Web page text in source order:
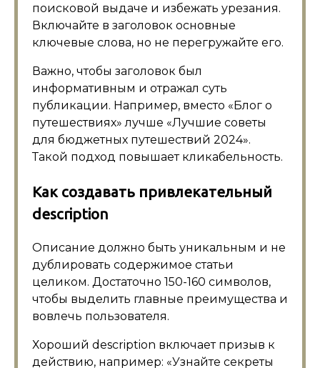
поисковой выдаче и избежать урезания.
Включайте в заголовок основные
ключевые слова, но не перегружайте его.
Важно, чтобы заголовок был
информативным и отражал суть
публикации. Например, вместо «Блог о
путешествиях» лучше «Лучшие советы
для бюджетных путешествий 2024».
Такой подход повышает кликабельность.
Как создавать привлекательный
description
Описание должно быть уникальным и не
дублировать содержимое статьи
целиком. Достаточно 150-160 символов,
чтобы выделить главные преимущества и
вовлечь пользователя.
Хороший description включает призыв к
действию, например: «Узнайте секреты